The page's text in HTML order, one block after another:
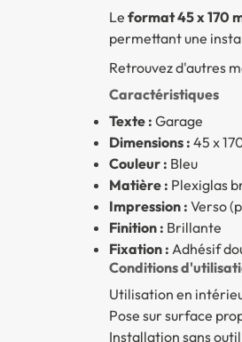
Le format 45 x 170
permettant une
Retrouvez d'autres
Caractéristiques
Texte : Garage
Dimensions : 45 x
Couleur : Bleu
Matière : Plexiglas
Impression : Verso
Finition : Brillante
Fixation : Adhésif
Conditions
Utilisation en
Pose sur surface
Installation sans